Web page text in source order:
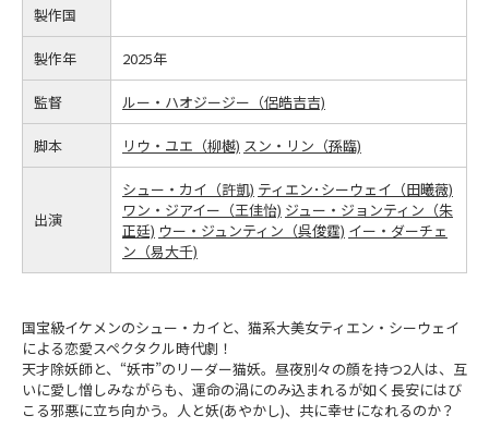
製作国
製作年 2025年
監督 ルー・ハオジージー（侶皓吉吉)
脚本 リウ・ユエ（柳樾) スン・リン（孫臨)
出演
シュー・カイ（許凱) ティエン･シーウェイ（田曦薇)
ワン・ジアイー（王佳怡) ジュー・ジョンティン（朱
正廷) ウー・ジュンティン（呉俊霆) イー・ダーチェ
ン（易大千)
国宝級イケメンのシュー・カイと、猫系大美女ティエン・シーウェイ
による恋愛スペクタクル時代劇！
天才除妖師と、“妖市”のリーダー猫妖。昼夜別々の顔を持つ2人は、互
いに愛し憎しみながらも、運命の渦にのみ込まれるが如く長安にはび
こる邪悪に立ち向かう。人と妖(あやかし)、共に幸せになれるのか？